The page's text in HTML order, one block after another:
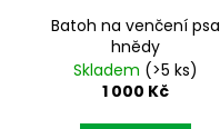
Batoh na venčení psa
hnědy
Skladem (>5 ks)
1 000 Kč